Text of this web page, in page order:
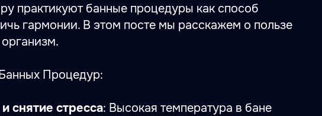
практикуют банные процедуры как способ
гармонии. В этом посте мы расскажем о пользе
Процедур:
снятие стресса: Высокая температура в бане